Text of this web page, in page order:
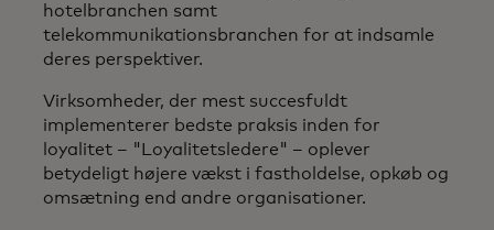
hotelbranchen samt
telekommunikationsbranchen for at indsamle
deres perspektiver.
Virksomheder, der mest succesfuldt
implementerer bedste praksis inden for
loyalitet – "Loyalitetsledere" – oplever
betydeligt højere vækst i fastholdelse, opkøb og
omsætning end andre organisationer.